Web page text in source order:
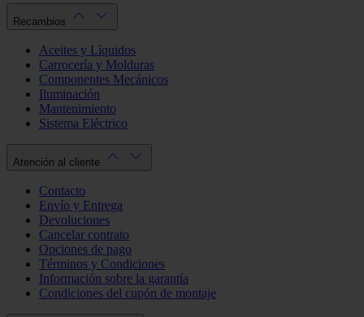
Recambios
Aceites y Líquidos
Carrocería y Molduras
Componentes Mecánicos
Iluminación
Mantenimiento
Sistema Eléctrico
Atención al cliente
Contacto
Envío y Entrega
Devoluciones
Cancelar contrato
Opciones de pago
Términos y Condiciones
Información sobre la garantía
Condiciones del cupón de montaje